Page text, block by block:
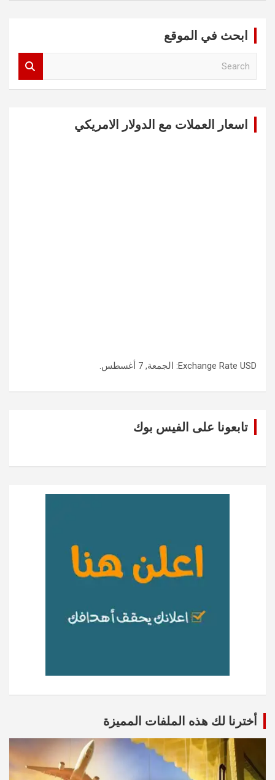
ابحث في الموقع
اسعار العملات مع الدولار الامريكي
Exchange Rate USD : الجمعة, 7 أغسطس.
تابعونا على الفيس بوك
أخترنا لك هذه الملفات المميزة